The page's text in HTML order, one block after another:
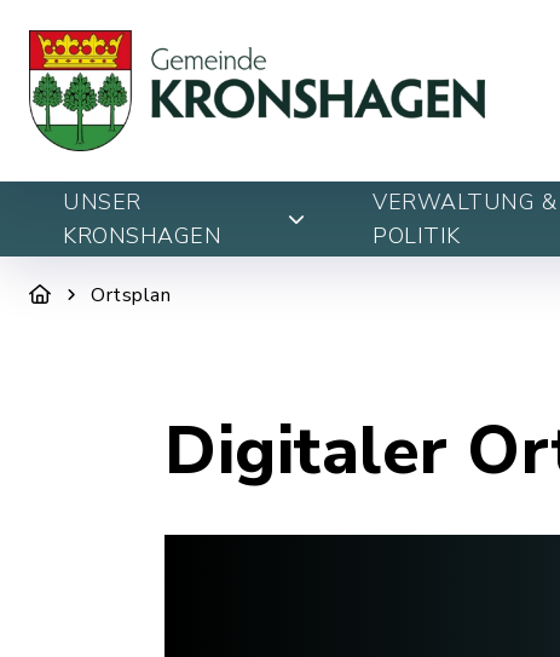
UNSER
KRONSHAGEN
VERWALTUNG &
POLITIK
Ortsplan
Digitaler